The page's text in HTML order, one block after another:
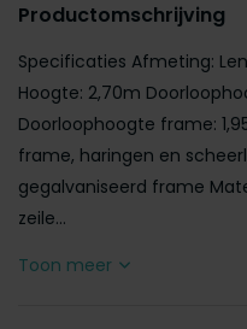
Productomschrijving
Specificaties Afmeting:
Hoogte: 2,70m
Doorloophoogte frame:
frame, haringen en
gegalvaniseerd frame
zeile...
Toon meer